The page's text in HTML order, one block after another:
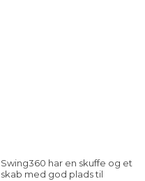
Swing360 har en skuffe og et
skab med god plads til